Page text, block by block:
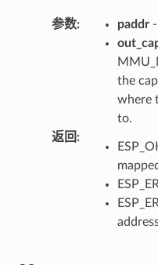
参数: paddr
the
where
to.
返回: